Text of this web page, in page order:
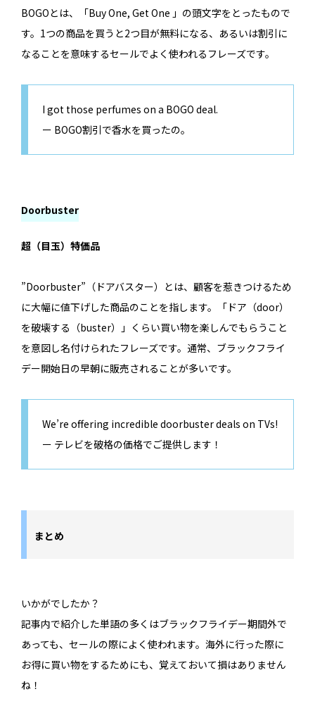
BOGOとは、「Buy One, Get One 」の頭文字をとったもので
す。1つの商品を買うと2つ目が無料になる、あるいは割引に
なることを意味するセールでよく使われるフレーズです。
I got those perfumes on a BOGO deal.
ー BOGO割引で香水を買ったの。
Doorbuster
超（目玉）特価品
”Doorbuster”（ドアバスター）とは、顧客を惹きつけるため
に大幅に値下げした商品のことを指します。「ドア（door）
を破壊する（buster）」くらい買い物を楽しんでもらうこと
を意図し名付けられたフレーズです。通常、ブラックフライ
デー開始日の早朝に販売されることが多いです。
We’re offering incredible doorbuster deals on TVs!
ー テレビを破格の価格でご提供します！
まとめ
いかがでしたか？
記事内で紹介した単語の多くはブラックフライデー期間外で
あっても、セールの際によく使われます。海外に行った際に
お得に買い物をするためにも、覚えておいて損はありません
ね！